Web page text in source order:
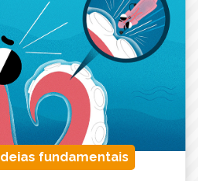
Ideias fundamentais